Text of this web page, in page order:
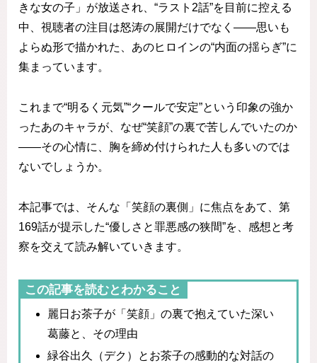
きな女の子」が放送され、“ラスト2話”を目前に控える
中、視聴者の注目は怒涛の展開だけでなく――思いも
よらぬ形で描かれた、あのヒロインの“内面の揺らぎ”に
集まっています。
これまで“明るく元気”“クールで安定”という印象の強か
ったあのキャラが、なぜ“笑顔”の裏で苦しんでいたのか
――その心情に、胸を締め付けられた人も多いのでは
ないでしょうか。
本記事では、そんな「笑顔の裏側」に焦点をあて、第
169話が提示した“優しさと罪悪感の狭間”を、感想と考
察を交えて読み解いていきます。
この記事を読むとわかること
麗日お茶子が「笑顔」の裏で抱えていた深い
葛藤と、その理由
緑谷出久（デク）とお茶子の感動的な対話の